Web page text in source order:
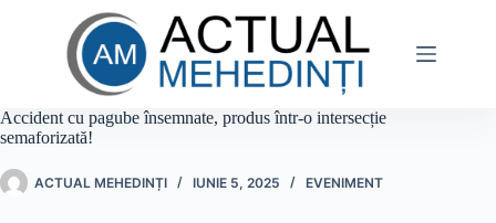
Accident cu pagube însemnate, produs într-o intersecție
semaforizată!
ACTUAL MEHEDINȚI IUNIE 5, 2025 EVENIMENT